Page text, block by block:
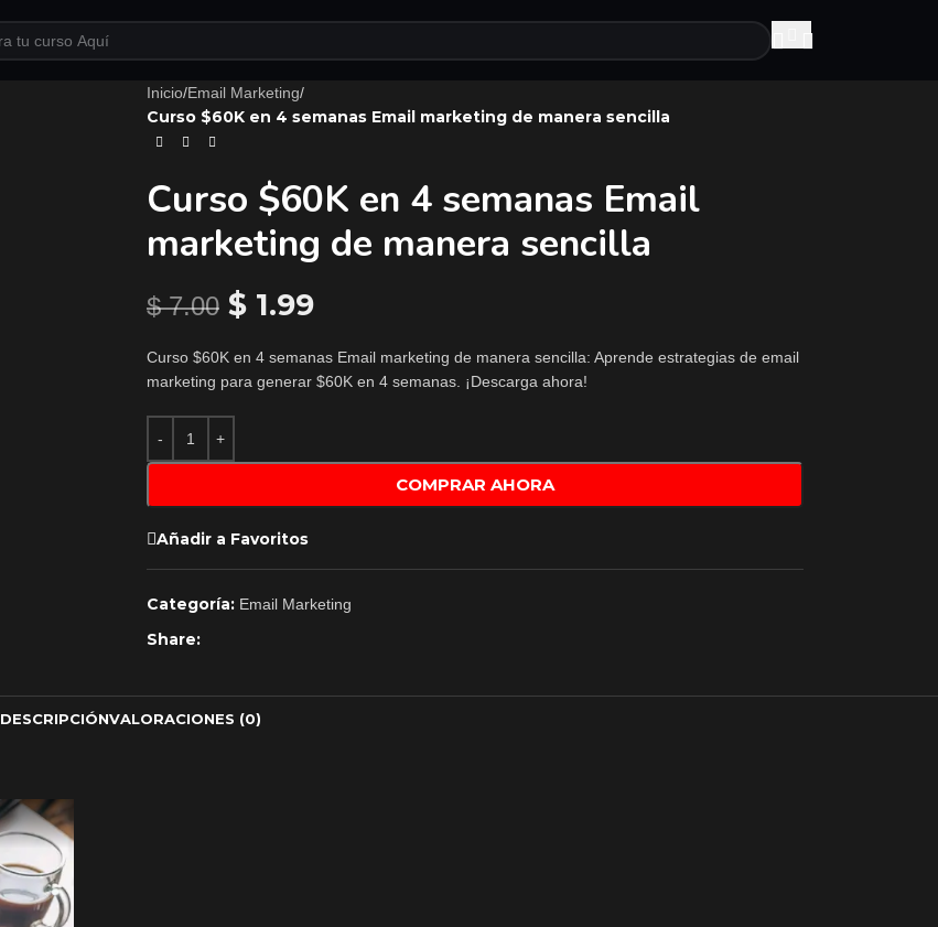
Inicio/Email Marketing/
Curso $60K en 4 semanas Email marketing de manera sencilla
Curso $60K en 4 semanas Email
marketing de manera sencilla
$7.00 $1.99
Curso $60K en 4 semanas Email marketing de manera sencilla: Aprende estrategias de email
marketing para generar $60K en 4 semanas. ¡Descarga ahora!
COMPRAR AHORA
Añadir a Favoritos
Categoría: Email Marketing
Share:
DESCRIPCIÓNVALORACIONES (0)